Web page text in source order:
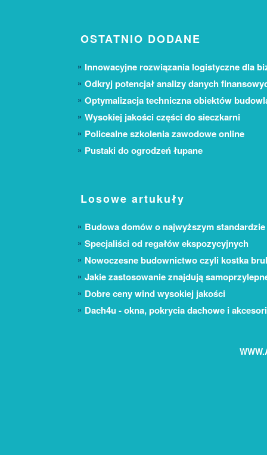
OSTATNIO DODANE
Innowacyjne rozwiązania logistyczne dla
Odkryj potencjał analizy danych
Optymalizacja techniczna obiektów
Wysokiej jakości części do sieczkarni
Policealne szkolenia zawodowe online
Pustaki do ogrodzeń łupane
Losowe artukuły
Budowa domów o najwyższym standardzie
Specjaliści od regałów ekspozycyjnych
Nowoczesne budownictwo czyli kostka
Jakie zastosowanie znajdują
Dobre ceny wind wysokiej jakości
Dach4u - okna, pokrycia dachowe i